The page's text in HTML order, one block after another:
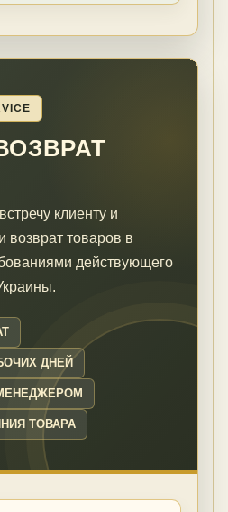
клиенту и
товаров в
действующего
ДНЕЙ
ТОВАРА